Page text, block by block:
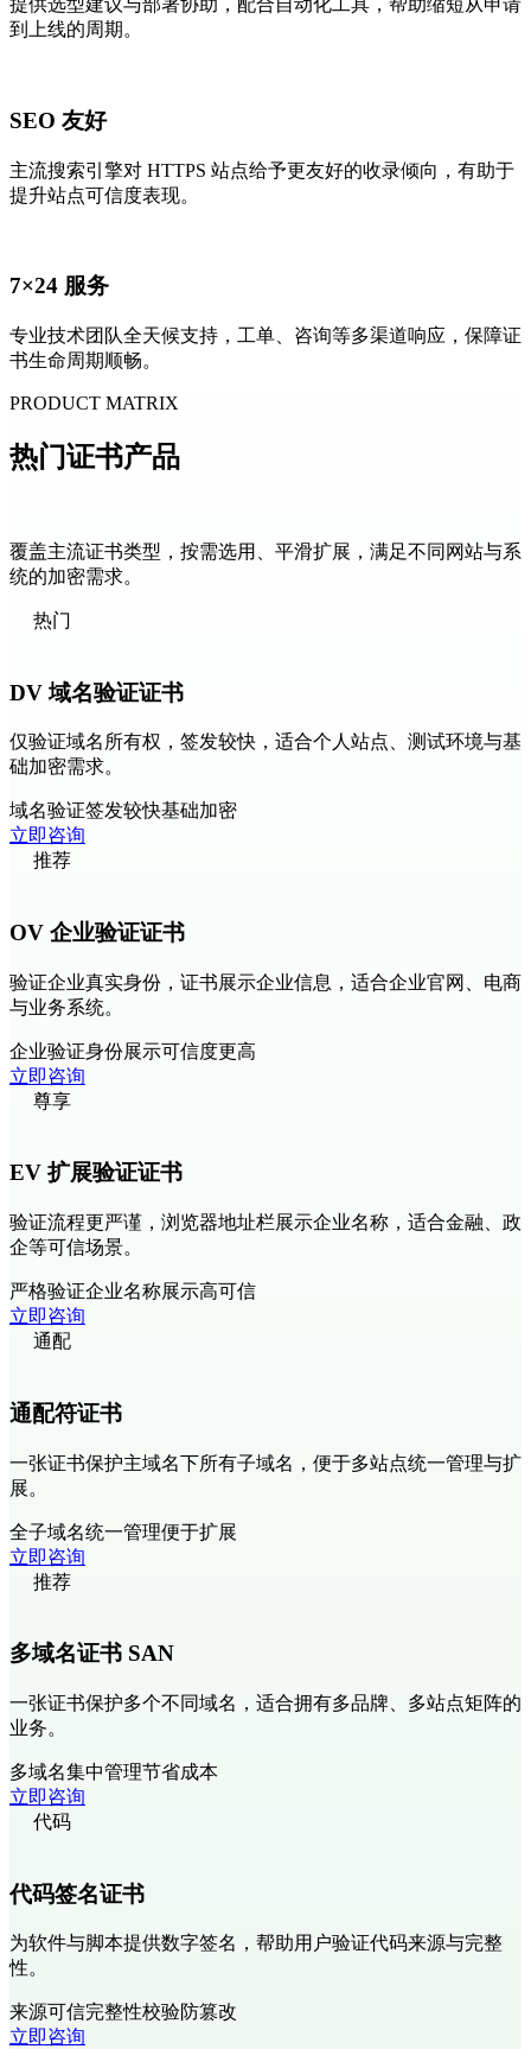
提供选型建议与部署协助，配合自动化工具，帮助缩短从申请
到上线的周期。
SEO 友好
主流搜索引擎对 HTTPS 站点给予更友好的收录倾向，有助于
提升站点可信度表现。
7×24 服务
专业技术团队全天候支持，工单、咨询等多渠道响应，保障证
书生命周期顺畅。
PRODUCT MATRIX
热门证书产品
覆盖主流证书类型，按需选用、平滑扩展，满足不同网站与系
统的加密需求。
热门
DV 域名验证证书
仅验证域名所有权，签发较快，适合个人站点、测试环境与基
础加密需求。
域名验证签发较快基础加密
立即咨询
推荐
OV 企业验证证书
验证企业真实身份，证书展示企业信息，适合企业官网、电商
与业务系统。
企业验证身份展示可信度更高
立即咨询
尊享
EV 扩展验证证书
验证流程更严谨，浏览器地址栏展示企业名称，适合金融、政
企等可信场景。
严格验证企业名称展示高可信
立即咨询
通配
通配符证书
一张证书保护主域名下所有子域名，便于多站点统一管理与扩
展。
全子域名统一管理便于扩展
立即咨询
推荐
多域名证书 SAN
一张证书保护多个不同域名，适合拥有多品牌、多站点矩阵的
业务。
多域名集中管理节省成本
立即咨询
代码
代码签名证书
为软件与脚本提供数字签名，帮助用户验证代码来源与完整
性。
来源可信完整性校验防篡改
立即咨询